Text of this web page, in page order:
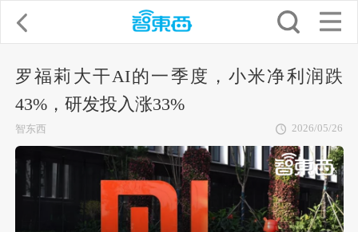
罗福莉大干AI的一季度，小米净利润跌
43%，研发投入涨33%
智东西 2026/05/26